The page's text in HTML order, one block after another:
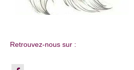
Retrouvez-nous sur :